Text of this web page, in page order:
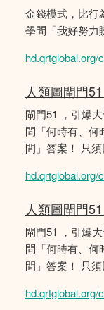
金錢模式，比行
學問「我好努力
hd.qrtglobal.org/
人類圖閘門
閘門51 ，引爆
問「何時有、何
間」答案！ 只須
hd.qrtglobal.org/
人類圖閘門
閘門51 ，引爆
問「何時有、何
間」答案！ 只須
hd.qrtglobal.org/